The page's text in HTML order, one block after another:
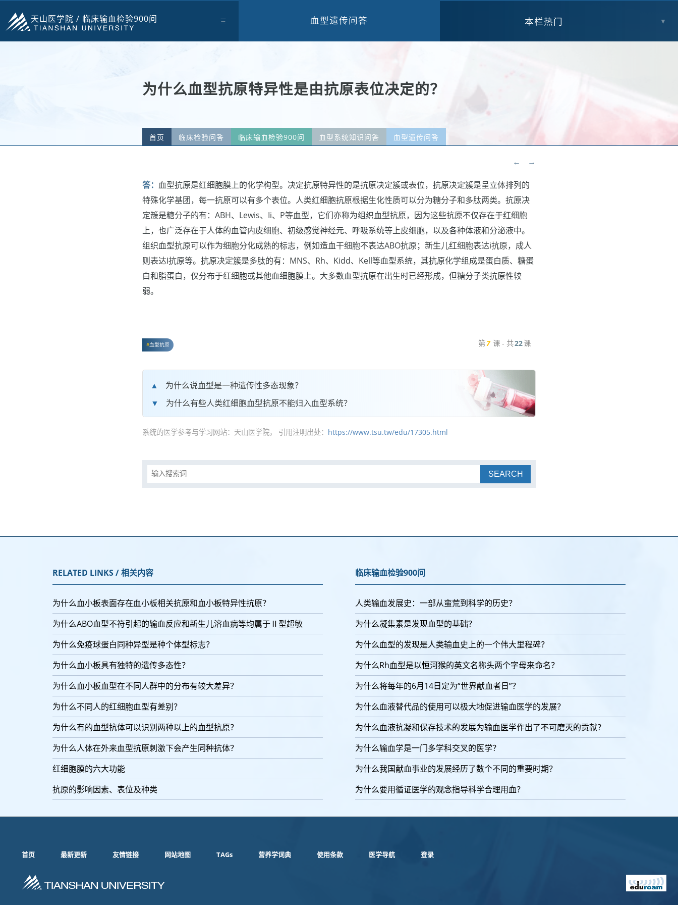
天山医学院 / 临床输血检验900问 三 血型遗传问答 本栏热门 ▼
为什么血型抗原特异性是由抗原表位决定的？
首页 临床检验问答 临床输血检验900问 血型系统知识问答 血型遗传问答
← →
答： 血型抗原是红细胞膜上的化学构型。决定抗原特异性的是抗原决定簇或表位，抗原决定簇是呈立体排列的
特殊化学基团，每一抗原可以有多个表位。人类红细胞抗原根据生化性质可以分为糖分子和多肽两类。抗原决
定簇是糖分子的有：ABH、Lewis、Ii、P等血型，它们亦称为组织血型抗原，因为这些抗原不仅存在于红细胞
上，也广泛存在于人体的血管内皮细胞、初级感觉神经元、呼吸系统等上皮细胞，以及各种体液和分泌液中。
组织血型抗原可以作为细胞分化成熟的标志，例如造血干细胞不表达ABO抗原；新生儿红细胞表达i抗原，成人
则表达I抗原等。抗原决定簇是多肽的有：MNS、Rh、Kidd、Kell等血型系统，其抗原化学组成是蛋白质、糖蛋
白和脂蛋白，仅分布于红细胞或其他血细胞膜上。大多数血型抗原在出生时已经形成，但糖分子类抗原性较
弱。
血型抗原 第7 课 - 共22课
为什么说血型是一种遗传性多态现象？
为什么有些人类红细胞血型抗原不能归入血型系统？
系统的医学参考与学习网站：天山医学院， 引用注明出处： https://www.tsu.tw/edu/17305.html
SEARCH
RELATED LINKS / 相关内容
为什么血小板表面存在血小板相关抗原和血小板特异性抗原？
为什么ABO血型不符引起的输血反应和新生儿溶血病等均属于Ⅱ型超敏
为什么免疫球蛋白同种异型是种个体型标志？
为什么血小板具有独特的遗传多态性？
为什么血小板血型在不同人群中的分布有较大差异？
为什么不同人的红细胞血型有差别？
为什么有的血型抗体可以识别两种以上的血型抗原？
为什么人体在外来血型抗原刺激下会产生同种抗体？
红细胞膜的六大功能
抗原的影响因素、表位及种类
临床输血检验900问
人类输血发展史：一部从蛮荒到科学的历史？
为什么凝集素是发现血型的基础？
为什么血型的发现是人类输血史上的一个伟大里程碑？
为什么Rh血型是以恒河猴的英文名称头两个字母来命名？
为什么将每年的6月14日定为“世界献血者日”？
为什么血液替代品的使用可以极大地促进输血医学的发展？
为什么血液抗凝和保存技术的发展为输血医学作出了不可磨灭的贡献？
为什么输血学是一门多学科交叉的医学？
为什么我国献血事业的发展经历了数个不同的重要时期？
为什么要用循证医学的观念指导科学合理用血？
首页 最新更新 友情链接 网站地图 TAGs 营养学词典 使用条款 医学导航 登录